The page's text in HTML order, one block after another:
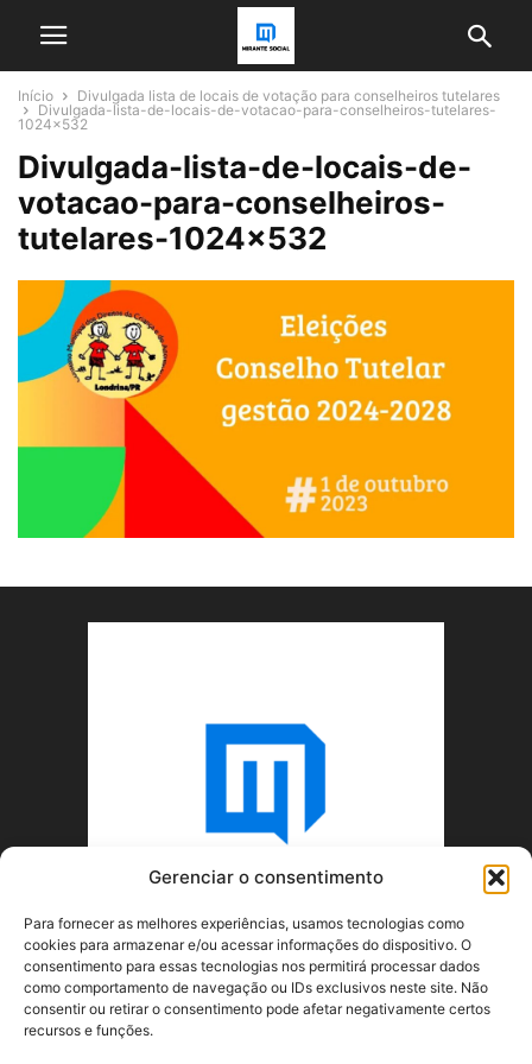
Gerenciar o consentimento
Para fornecer as melhores experiências, usamos tecnologias como
cookies para armazenar e/ou acessar informações do dispositivo. O
consentimento para essas tecnologias nos permitirá processar dados
como comportamento de navegação ou IDs exclusivos neste site. Não
consentir ou retirar o consentimento pode afetar negativamente certos
recursos e funções.
Início
Divulgada lista de locais de votação para conselheiros tutelares
Divulgada-lista-de-locais-de-votacao-para-conselheiros-tutelares-
1024x532
Divulgada-lista-de-locais-de-
votacao-para-conselheiros-
tutelares-1024×532